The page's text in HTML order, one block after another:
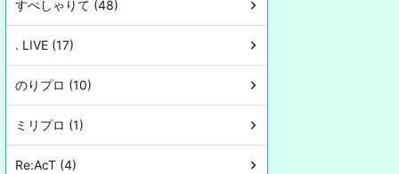
すぺしゃりて (48)
. LIVE (17)
のりプロ (10)
ミリプロ (1)
Re:AcT (4)